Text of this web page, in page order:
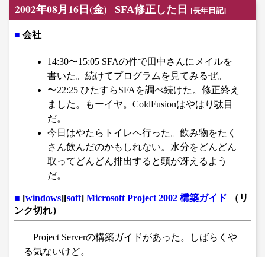
2002年08月16日(金) SFA修正した日 [長年日記]
■ 会社
14:30〜15:05 SFAの件で田中さんにメイルを
書いた。続けてプログラムを見てみるぜ。
〜22:25 ひたすらSFAを調べ続けた。修正終え
ました。もーイヤ。ColdFusionはやはり駄目
だ。
今日はやたらトイレへ行った。飲み物をたく
さん飲んだのかもしれない。水分をどんどん
取ってどんどん排出すると頭が冴えるよう
だ。
■ [windows][soft] Microsoft Project 2002 構築ガイド （リ
ンク切れ）
Project Serverの構築ガイドがあった。しばらくや
る気ないけど。